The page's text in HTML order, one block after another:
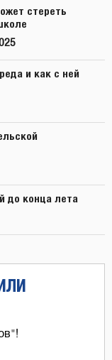
стереть
и как с ней
до конца лета